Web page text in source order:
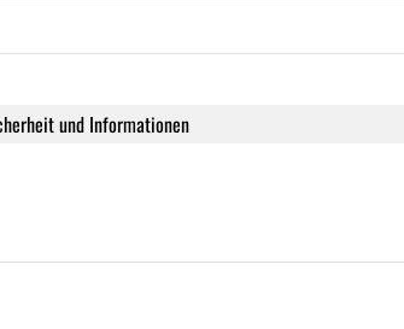
und Informationen